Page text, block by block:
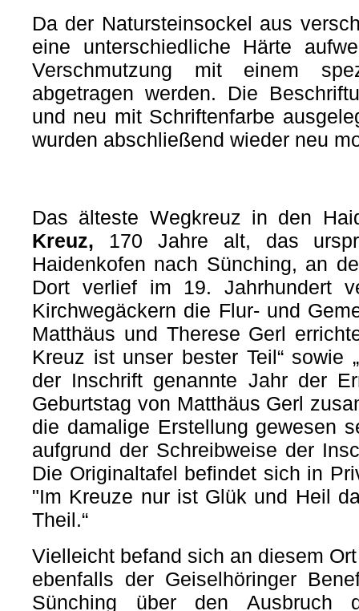
Da der Natursteinsockel aus
eine unterschiedliche Härte
Verschmutzung mit einem
abgetragen werden. Die
und neu mit Schriftenfarbe
wurden abschließend wieder neu
Das älteste Wegkreuz in den
Kreuz, 170 Jahre alt, das
Haidenkofen nach Sünching, an
Dort verlief im 19. Jahrhundert
Kirchwegäckern die Flur- und
Matthäus und Therese Gerl
Kreuz ist unser bester Teil“ sowie
der Inschrift genannte Jahr der
Geburtstag von Matthäus Gerl
die damalige Erstellung gewesen
aufgrund der Schreibweise der
Die Originaltafel befindet sich in
"Im Kreuze nur ist Glük und Heil
Theil.“
Vielleicht befand sich an diesem
ebenfalls der Geiselhöringer
Sünching über den Ausbruch